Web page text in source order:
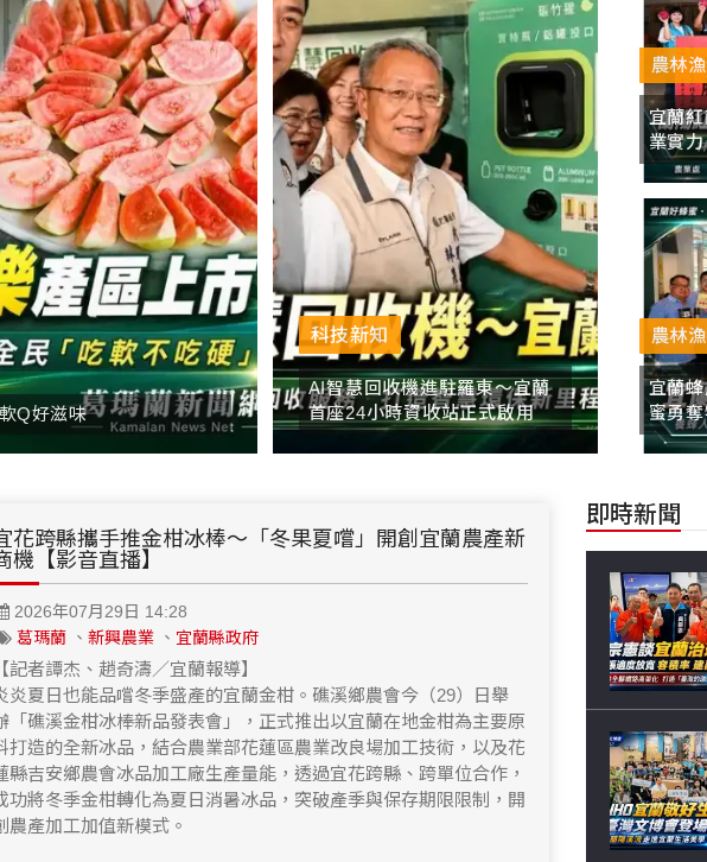
Q好滋味
科技新知
AI智慧回收機進駐羅東～宜蘭
首座24小時資收站正式啟用
農林
宜蘭
業實力
農林
宜蘭
蜜勇
花跨縣攜手推金柑冰棒～「冬果夏嚐」開創宜蘭農產新
機【影音直播】
2026年07月29日 14:28
葛瑪蘭 、 新興農業 、 宜蘭縣政府
【記者譚杰、趙奇濤／宜蘭報導】
炎夏日也能品嚐冬季盛產的宜蘭金柑。礁溪鄉農會今（29）日舉
「礁溪金柑冰棒新品發表會」，正式推出以宜蘭在地金柑為主要原
打造的全新冰品，結合農業部花蓮區農業改良場加工技術，以及花
縣吉安鄉農會冰品加工廠生產量能，透過宜花跨縣、跨單位合作，
功將冬季金柑轉化為夏日消暑冰品，突破產季與保存期限限制，開
農產加工加值新模式。
即時新聞